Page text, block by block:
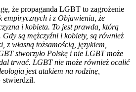
że propaganda LGBT to zagrożenie
empirycznych i z Objawienia, że
i kobieta. To jest prawda, którą
są mężczyźni i kobiety, są również
z własną tożsamością, językiem,
stworzyło Polskę i nie LGBT może
trwać. LGBT nie może również ocalić
jest atakiem na rodzinę,
stwierdził.